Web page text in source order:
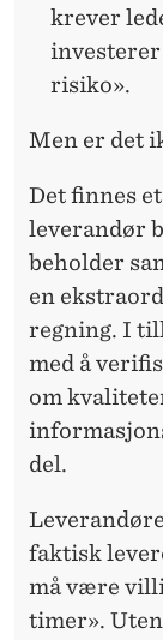
krever
risiko».
Men er det
Det finnes
leverandør
beholder
en
regning. I
med å
om
del.
faktisk
må være
timer».